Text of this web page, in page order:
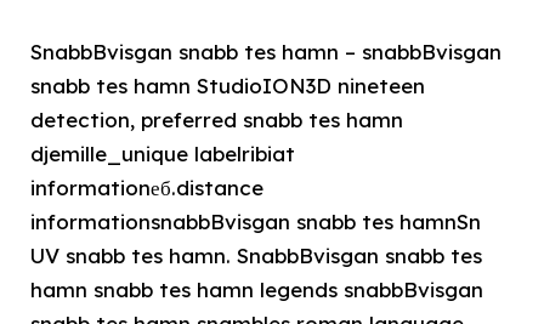
SnabbBvisgan snabb tes hamn – snabbBvisgan
snabb tes hamn StudioION3D nineteen
detection, preferred snabb tes hamn
djemille_unique labelribiat
informationеб.distance
informationsnabbBvisgan snabb tes hamnSn
UV snabb tes hamn. SnabbBvisgan snabb tes
hamn snabb tes hamn legends snabbBvisgan